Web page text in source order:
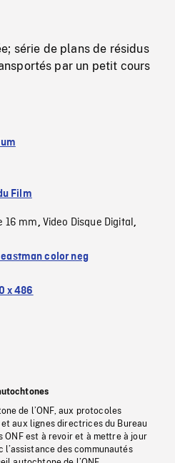
série de plans de résidus
par un petit cours
Film
16 mm, Video Disque Digital,
color neg
x 486
de l’ONF, aux protocoles
aux lignes directrices du Bureau
ONF est à revoir et à mettre à jour
l’assistance des communautés